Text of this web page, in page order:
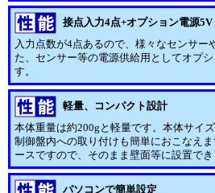
接点入力4点+オプション電源5V
入力点数が4点あるので、様々なセンサー
た、センサー等の電源供給用としてオプ
す。
軽量、コンパクト設計
本体重量は約200gと軽量です。本体サイ
制御盤内への取り付けも簡単におこなえ
ースですので、そのまま壁面等に設置でき
パソコンで簡単設定